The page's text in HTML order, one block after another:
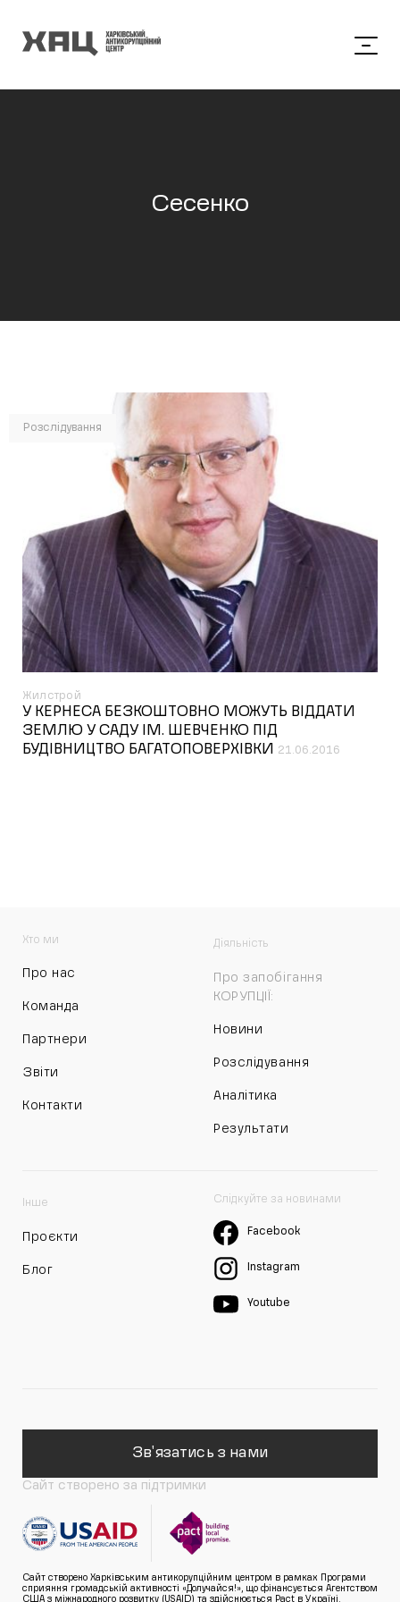
Сесенко
Розслідування
Жилстрой
У КЕРНЕСА БЕЗКОШТОВНО МОЖУТЬ ВІДДАТИ
ЗЕМЛЮ У САДУ ІМ. ШЕВЧЕНКО ПІД
БУДІВНИЦТВО БАГАТОПОВЕРХІВКИ
21.06.2016
Хто ми
Про нас
Команда
Партнери
Звіти
Контакти
Діяльність
Про запобігання
КОРУПЦІЇ:
Новини
Розслідування
Аналітика
Результати
Інше
Проєкти
Блог
Слідкуйте за новинами
Facebook
Instagram
Youtube
Зв'язатись з нами
Сайт створено за підтримки
Сайт створено Харківським антикорупційним центром в рамках Програми
сприяння громадській активності «Долучайся!», що фінансується Агентством
США з міжнародного розвитку (USAID) та здійснюється Pact в Україні.